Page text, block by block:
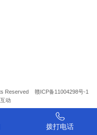
Reserved 赣ICP备11004298号-1
动
拨打电话